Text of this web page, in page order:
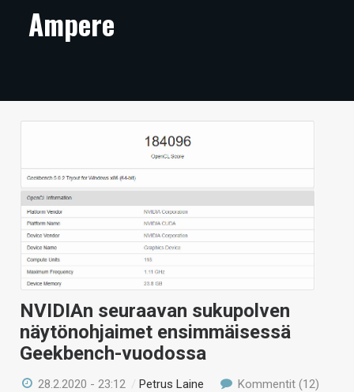
ARTIKKELIT
TECHBBS
HINTA.FI
KAUPPA
VAIHDA TEEMA
HAKU
Ampere
NVIDIAn seuraavan sukupolven
näytönohjaimet ensimmäisessä
Geekbench-vuodossa
28.2.2020 - 23:12 /Petrus Laine Kommentit (12)